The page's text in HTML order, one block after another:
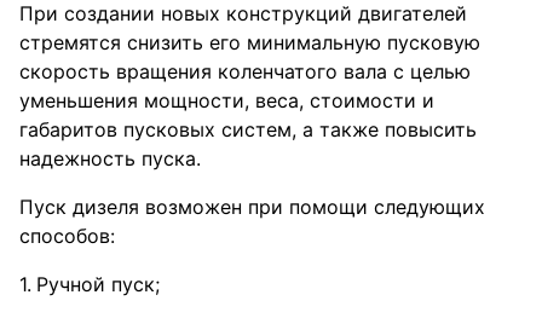
При создании новых конструкций двигателей
стремятся снизить его минимальную пусковую
скорость вращения коленчатого вала с целью
уменьшения мощности, веса, стоимости и
габаритов пусковых систем, а также повысить
надежность пуска.
Пуск дизеля возможен при помощи следующих
способов:
Ручной пуск;